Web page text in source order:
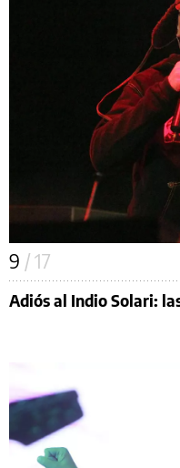
9 / 17
Adiós al Indio Solari: